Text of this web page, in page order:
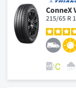
ConneX
215/65 R